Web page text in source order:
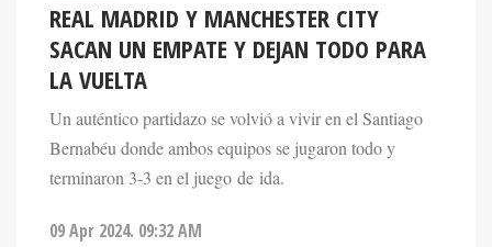
REAL MADRID Y MANCHESTER CITY
SACAN UN EMPATE Y DEJAN TODO PARA
LA VUELTA
Un auténtico partidazo se volvió a vivir en el Santiago
Bernabéu donde ambos equipos se jugaron todo y
terminaron 3-3 en el juego de ida.
09 Apr 2024. 09:32 AM